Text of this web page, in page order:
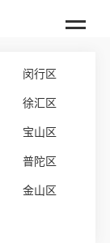
闵行区
徐汇区
宝山区
普陀区
金山区